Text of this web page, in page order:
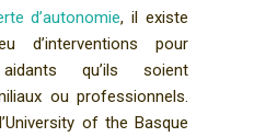
d’autonomie, il existe
d’interventions pour
qu’ils soient
ou professionnels.
of the Basque